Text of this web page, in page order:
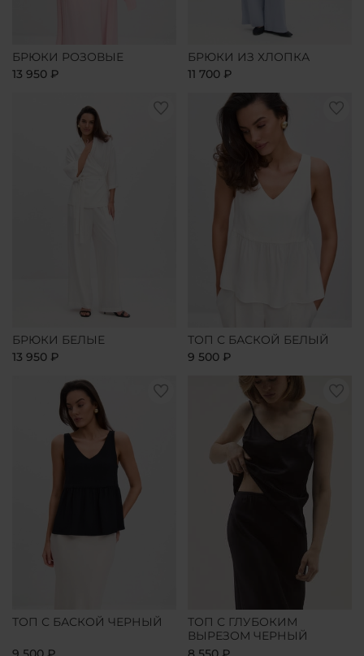
БРЮКИ РОЗОВЫЕ
13 950 ₽
БРЮКИ ИЗ ХЛОПКА
11 700 ₽
БРЮКИ БЕЛЫЕ
13 950 ₽
ТОП С БАСКОЙ БЕЛЫЙ
9 500 ₽
ТОП С БАСКОЙ ЧЕРНЫЙ
ТОП С ГЛУБОКИМ
ВЫРЕЗОМ ЧЕРНЫЙ